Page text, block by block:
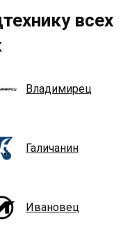
всех
Владимирец
Галичанин
Ивановец